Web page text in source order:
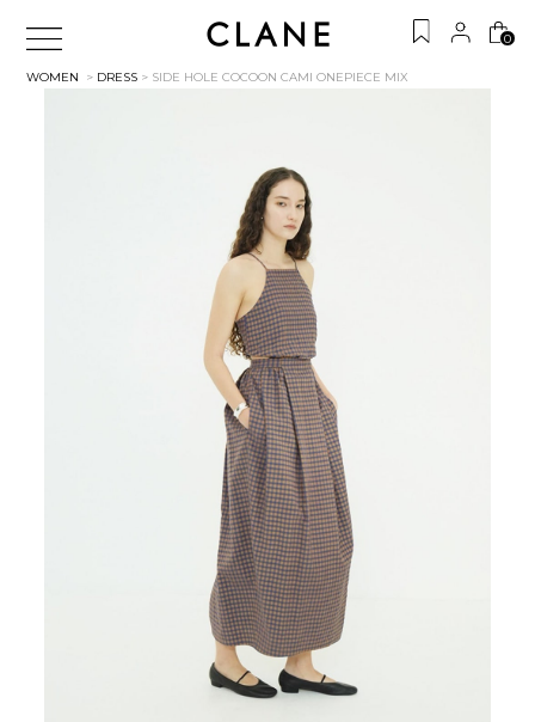
0
WOMEN > DRESS > SIDE HOLE COCOON CAMI ONEPIECE MIX